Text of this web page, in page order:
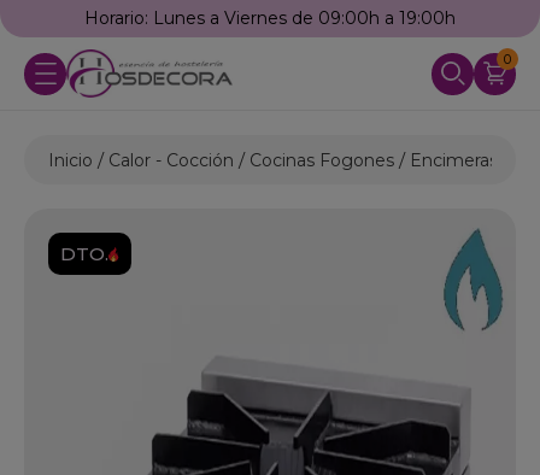
Horario: Lunes a Viernes de 09:00h a 19:00h
0
Inicio Calor - Cocción Cocinas Fogones Encimeras a
DTO.